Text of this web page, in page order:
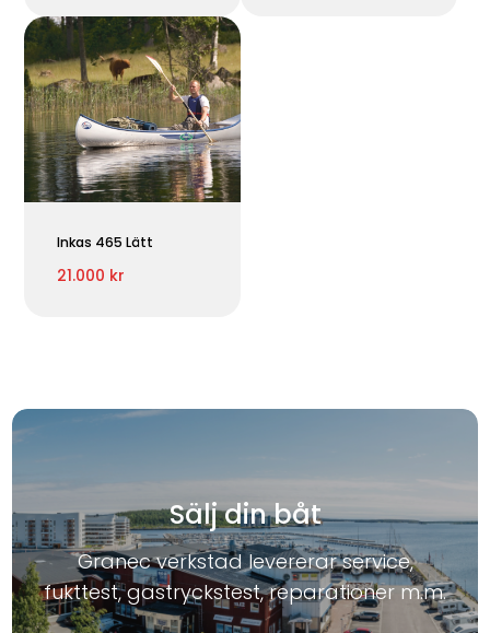
Inkas 465 Lätt
21.000 kr
Sälj din båt
Granec verkstad levererar service,
fukttest, gastryckstest, reparationer m.m.